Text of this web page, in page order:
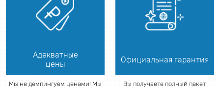
Адекватные
цены
Мы не демпингуем ценами! Мы
Официальная гарантия
Вы получаете полный пакет